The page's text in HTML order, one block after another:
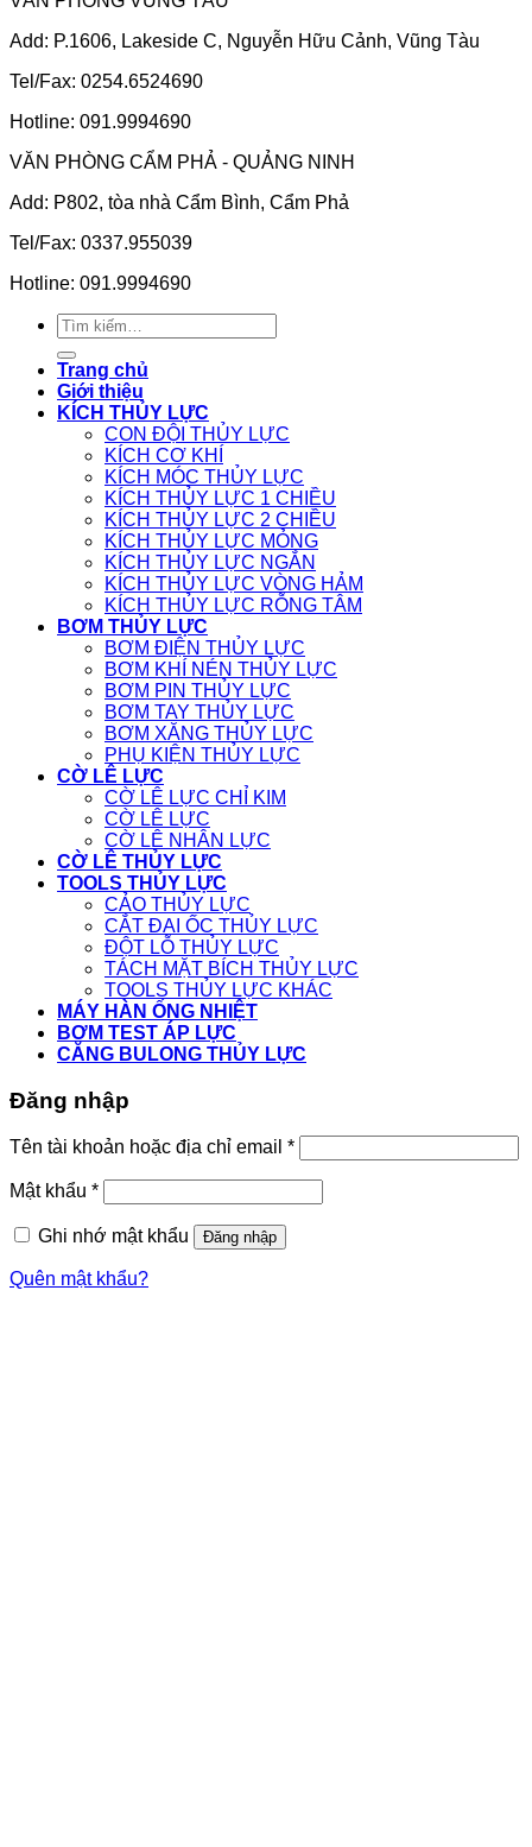
Add: P.1606, Lakeside C, Nguyễn Hữu Cảnh, Vũng Tàu
Tel/Fax: 0254.6524690
Hotline: 091.9994690
VĂN PHÒNG CẨM PHẢ - QUẢNG NINH
Add: P802, tòa nhà Cẩm Bình, Cẩm Phả
Tel/Fax: 0337.955039
Hotline: 091.9994690
Tìm
kiếm:
Trang chủ
Giới thiệu
KÍCH THỦY LỰC
CON ĐỘI THỦY LỰC
KÍCH CƠ KHÍ
KÍCH MÓC THỦY LỰC
KÍCH THỦY LỰC 1 CHIỀU
KÍCH THỦY LỰC 2 CHIỀU
KÍCH THỦY LỰC MỎNG
KÍCH THỦY LỰC NGẮN
KÍCH THỦY LỰC VÒNG HẢM
KÍCH THỦY LỰC RỖNG TÂM
BƠM THỦY LỰC
BƠM ĐIỆN THỦY LỰC
BƠM KHÍ NÉN THỦY LỰC
BƠM PIN THỦY LỰC
BƠM TAY THỦY LỰC
BƠM XĂNG THỦY LỰC
PHỤ KIỆN THỦY LỰC
CỜ LÊ LỰC
CỜ LÊ LỰC CHỈ KIM
CỜ LÊ LỰC
CỜ LÊ NHÂN LỰC
CỜ LÊ THỦY LỰC
TOOLS THỦY LỰC
CẢO THỦY LỰC
CẮT ĐAI ỐC THỦY LỰC
ĐỘT LỖ THỦY LỰC
TÁCH MẶT BÍCH THỦY LỰC
TOOLS THỦY LỰC KHÁC
MÁY HÀN ỐNG NHIỆT
BƠM TEST ÁP LỰC
CĂNG BULONG THỦY LỰC
Đăng nhập
Tên tài khoản hoặc địa chỉ email *
Mật khẩu *
Ghi nhớ mật khẩu Đăng nhập
Quên mật khẩu?